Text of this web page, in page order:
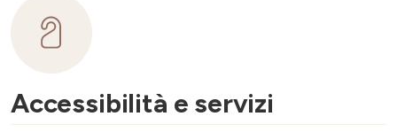
Accessibilità e servizi